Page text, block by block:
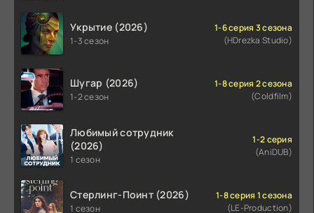
Укрытие (2026)
1-3 сезон
1-6 серия 3 сезона
(HDrezka Studio)
Шугар (2026)
1-2 сезон
1-8 серия 2 сезона
(Coldfilm)
Любимый сотрудник
(2026)
1 сезон
1-2 серия
(AniDUB)
Стерлинг-Поинт (2026)
1 сезон
1-8 серия 1 сезона
(LE-Production)